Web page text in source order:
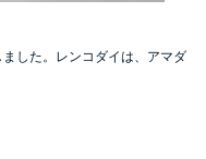
した。レンコダイは、アマダ